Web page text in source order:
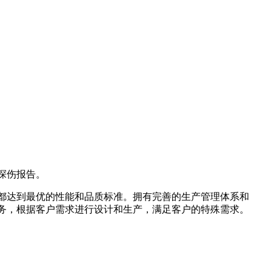
报告。
到最优的性能和品质标准。拥有完善的生产管理体系和
根据客户需求进行设计和生产，满足客户的特殊需求。